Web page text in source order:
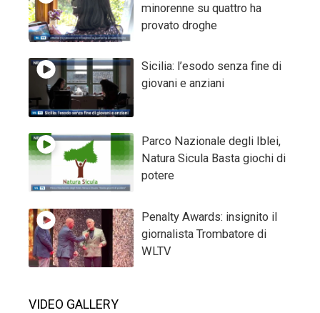
minorenne su quattro ha
provato droghe
Sicilia: l’esodo senza fine di
giovani e anziani
Parco Nazionale degli Iblei,
Natura Sicula Basta giochi di
potere
Penalty Awards: insignito il
giornalista Trombatore di
WLTV
VIDEO GALLERY